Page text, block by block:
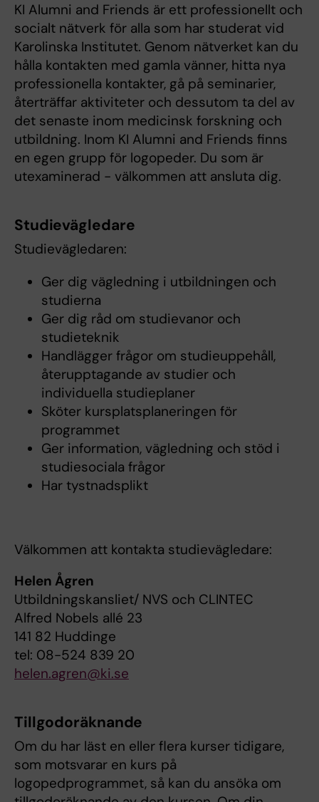
KI Alumni and Friends är ett professionellt och
socialt nätverk för alla som har studerat vid
Karolinska Institutet. Genom nätverket kan du
hålla kontakten med gamla vänner, hitta nya
professionella kontakter, gå på seminarier,
återträffar aktiviteter och dessutom ta del av
det senaste inom medicinsk forskning och
utbildning. Inom KI Alumni and Friends finns
en egen grupp för logopeder. Du som är
utexaminerad - välkommen att ansluta dig.
Studievägledare
Studievägledaren:
Ger dig vägledning i utbildningen och
studierna
Ger dig råd om studievanor och
studieteknik
Handlägger frågor om studieuppehåll,
återupptagande av studier och
individuella studieplaner
Sköter kursplatsplaneringen för
programmet
Ger information, vägledning och stöd i
studiesociala frågor
Har tystnadsplikt
Välkommen att kontakta studievägledare:
Helen Ågren
Utbildningskansliet/ NVS och CLINTEC
Alfred Nobels allé 23
141 82 Huddinge
tel: 08-524 839 20
helen.agren@ki.se
Tillgodoräknande
Om du har läst en eller flera kurser tidigare,
som motsvarar en kurs på
logopedprogrammet, så kan du ansöka om